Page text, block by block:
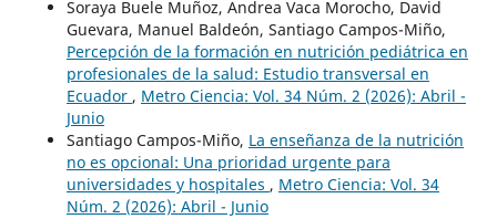
Soraya Buele Muñoz, Andrea Vaca Morocho, David
Guevara, Manuel Baldeón, Santiago Campos-Miño,
Percepción de la formación en nutrición pediátrica en
profesionales de la salud: Estudio transversal en
Ecuador , Metro Ciencia: Vol. 34 Núm. 2 (2026): Abril -
Junio
Santiago Campos-Miño, La enseñanza de la nutrición
no es opcional: Una prioridad urgente para
universidades y hospitales , Metro Ciencia: Vol. 34
Núm. 2 (2026): Abril - Junio